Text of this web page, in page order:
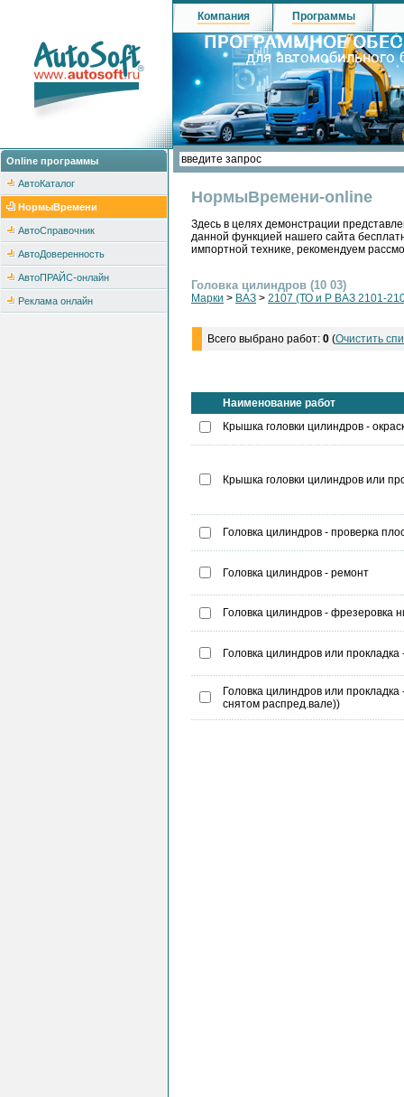
Online программы
АвтоКаталог
НормыВремени
АвтоСправочник
АвтоДоверенность
АвтоПРАЙС-онлайн
Реклама онлайн
Компания Программы
НормыВремени-online
Здесь в целях демонстрации
данной функцией нашего сайта
импортной технике, рекомендуем
Головка цилиндров (10 03)
Марки > ВАЗ > 2107 (ТО и Р ВАЗ 2101-
Всего выбрано работ: 0 (Очистить
Наименование работ
Крышка головки цилиндров -
Крышка головки цилиндров или
Головка цилиндров - проверка
Головка цилиндров - ремонт
Головка цилиндров - фрезеровка
Головка цилиндров или прокладка
Головка цилиндров или
снятом распред.вале))